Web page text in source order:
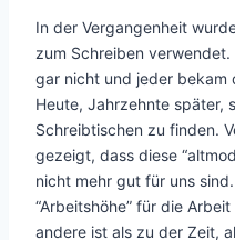
In der Vergangenheit
zum Schreiben
gar nicht und jeder bekam
Heute, Jahrzehnte später,
Schreibtischen zu finden.
gezeigt, dass diese
nicht mehr gut für uns
“Arbeitshöhe” für die
andere ist als zu der Zeit,